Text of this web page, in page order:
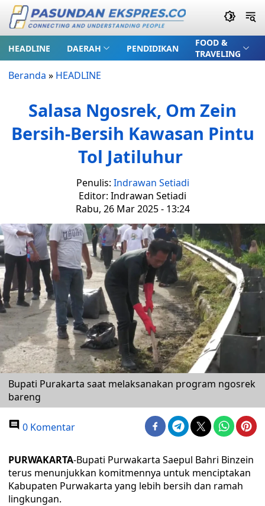
HEADLINE DAERAH PENDIDIKAN
FOOD &
TRAVELING
Beranda » HEADLINE
Salasa Ngosrek, Om Zein
Bersih-Bersih Kawasan Pintu
Tol Jatiluhur
Penulis: Indrawan Setiadi
Editor: Indrawan Setiadi
Rabu, 26 Mar 2025 - 13:24
Bupati Purakarta saat melaksanakan program ngosrek
bareng
0 Komentar
PURWAKARTA-Bupati Purwakarta Saepul Bahri Binzein
terus menunjukkan komitmennya untuk menciptakan
Kabupaten Purwakarta yang lebih bersih dan ramah
lingkungan.